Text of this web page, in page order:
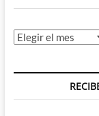
Archivos